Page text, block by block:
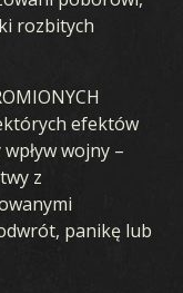
rozbitych
efektów
wojny –
z
panikę lub